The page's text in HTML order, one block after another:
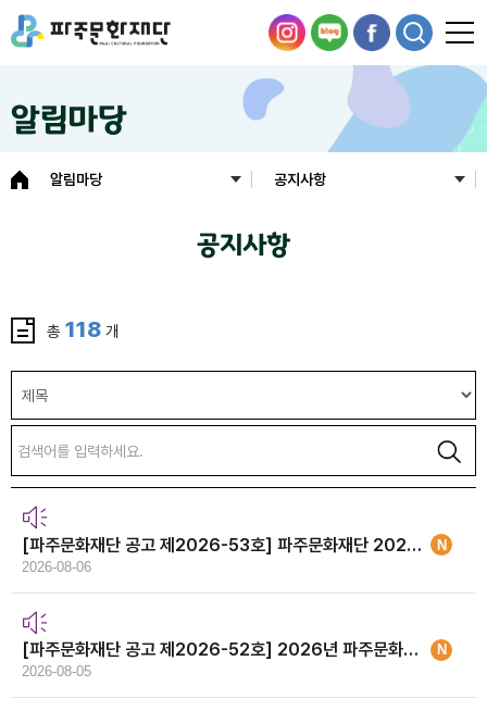
알림마당
알림마당 공지사항
공지사항
총 118 개
[파주문화재단 공고 제2026-53호] 파주문화재단 2026년 제2차 직원채용 최종합격자 공고 및 채용 과정의 공개
N
2026-08-06
[파주문화재단 공고 제2026-52호] 2026년 파주문화재단 하우스어셔 모집 공고
N
2026-08-05